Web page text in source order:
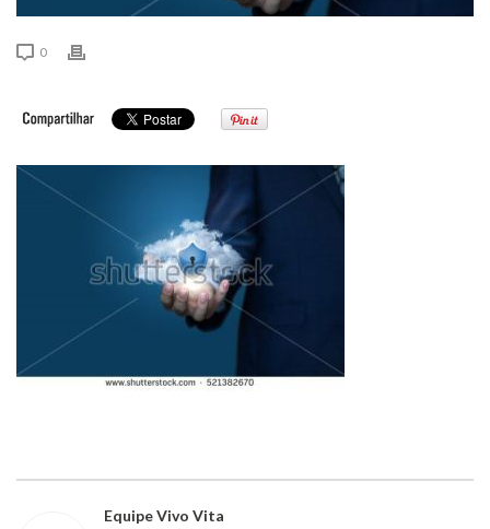
0
Equipe Vivo Vita